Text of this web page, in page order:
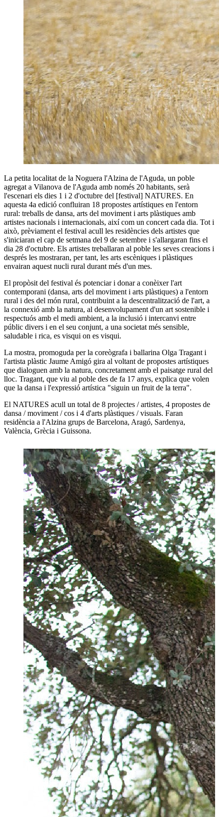
La petita localitat de la Noguera l'Alzina de l'Aguda, un poble
agregat a Vilanova de l'Aguda amb només 20 habitants, serà
l'escenari els dies 1 i 2 d'octubre del [festival] NATURES. En
aquesta 4a edició confluiran 18 propostes artístiques en l'entorn
rural: treballs de dansa, arts del moviment i arts plàstiques amb
artistes nacionals i internacionals, així com un concert cada dia. Tot i
això, prèviament el festival acull les residències dels artistes que
s'iniciaran el cap de setmana del 9 de setembre i s'allargaran fins el
dia 28 d'octubre. Els artistes treballaran al poble les seves creacions i
després les mostraran, per tant, les arts escèniques i plàstiques
envairan aquest nucli rural durant més d'un mes.
El propòsit del festival és potenciar i donar a conèixer l'art
contemporani (dansa, arts del moviment i arts plàstiques) a l'entorn
rural i des del món rural, contribuint a la descentralització de l'art, a
la connexió amb la natura, al desenvolupament d'un art sostenible i
respectuós amb el medi ambient, a la inclusió i intercanvi entre
públic divers i en el seu conjunt, a una societat més sensible,
saludable i rica, es visqui on es visqui.
La mostra, promoguda per la coreògrafa i ballarina Olga Tragant i
l'artista plàstic Jaume Amigó gira al voltant de propostes artístiques
que dialoguen amb la natura, concretament amb el paisatge rural del
lloc. Tragant, que viu al poble des de fa 17 anys, explica que volen
que la dansa i l'expressió artística "siguin un fruit de la terra".
El NATURES acull un total de 8 projectes / artistes, 4 propostes de
dansa / moviment / cos i 4 d'arts plàstiques / visuals. Faran
residència a l'Alzina grups de Barcelona, Aragó, Sardenya,
València, Grècia i Guissona.